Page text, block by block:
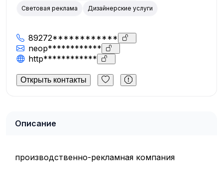
Световая реклама Дизайнерские услуги
89272************
neop************
http************
Открыть контакты
Описание
производственно-рекламная компания